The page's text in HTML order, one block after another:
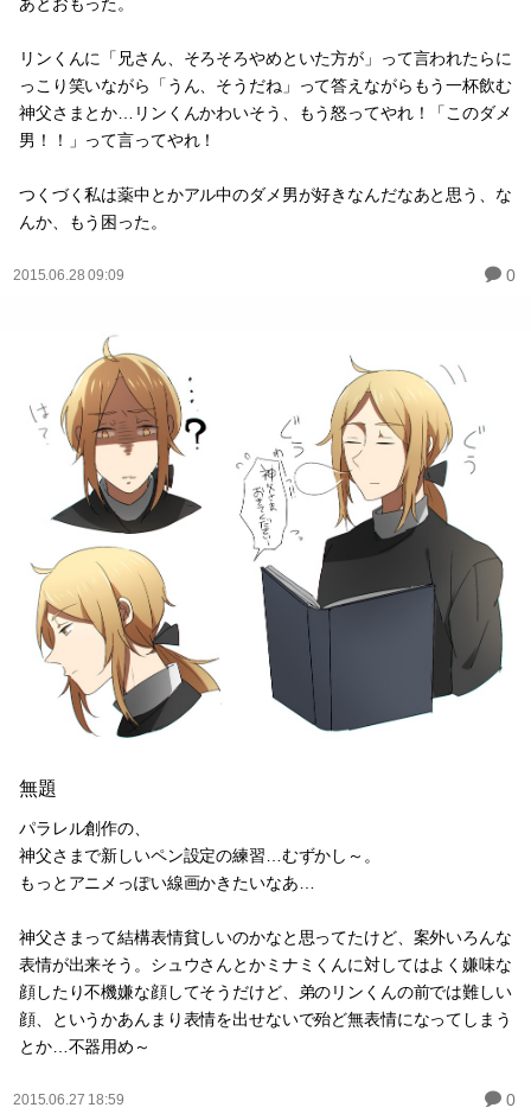
リンくんに「兄さん、そろそろやめといた方が」って言われたらに
っこり笑いながら「うん、そうだね」って答えながらもう一杯飲む
神父さまとか…リンくんかわいそう、もう怒ってやれ！「このダメ
男！！」って言ってやれ！
つくづく私は薬中とかアル中のダメ男が好きなんだなあと思う、な
んか、もう困った。
2015.06.28 09:09 0
無題
パラレル創作の、
神父さまで新しいペン設定の練習…むずかし～。
もっとアニメっぽい線画かきたいなあ…
神父さまって結構表情貧しいのかなと思ってたけど、案外いろんな
表情が出来そう。シュウさんとかミナミくんに対してはよく嫌味な
顔したり不機嫌な顔してそうだけど、弟のリンくんの前では難しい
顔、というかあんまり表情を出せないで殆ど無表情になってしまう
とか…不器用め～
2015.06.27 18:59 0